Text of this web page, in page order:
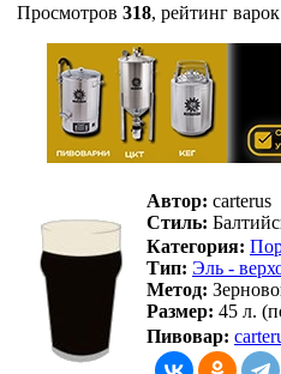
Просмотров 318, рейтинг варок
Автор: carterus
Стиль:
Категория:
Тип: Эль -
Метод:
Размер: 45 л.
Пивовар: